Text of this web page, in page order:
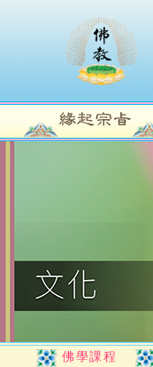
佛學課程